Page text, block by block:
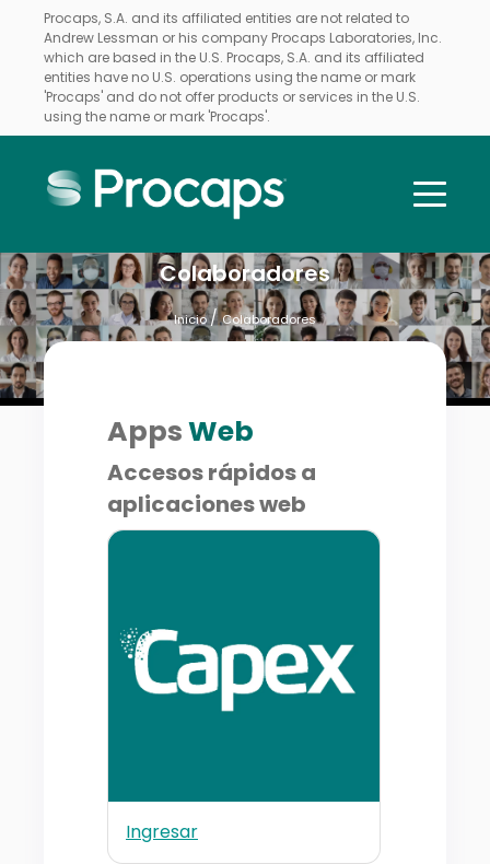
Procaps, S.A. and its affiliated entities are not related to
Andrew Lessman or his company Procaps Laboratories, Inc.
which are based in the U.S. Procaps, S.A. and its affiliated
entities have no U.S. operations using the name or mark
'Procaps' and do not offer products or services in the U.S.
using the name or mark 'Procaps'.
Colaboradores
Inicio/Colaboradores
AppsWeb
Accesos rápidos a
aplicaciones web
Ingresar